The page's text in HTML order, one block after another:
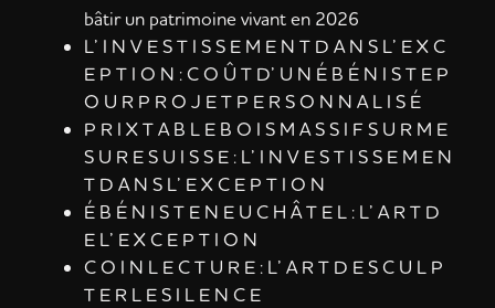
bâtir un patrimoine vivant en 2026
L’ I N V E S T I S S E M E N T D A N S L’ E X C
E P T I O N : C O Û T D’ U N É B É N I S T E P
O U R P R O J E T P E R S O N N A L I S É
P R I X T A B L E B O I S M A S S I F S U R M E
S U R E S U I S S E : L’ I N V E S T I S S E M E N
T D A N S L’ E X C E P T I O N
É B É N I S T E N E U C H Â T E L : L’ A R T D
E L’ E X C E P T I O N
C O I N L E C T U R E : L’ A R T D E S C U L P
T E R L E S I L E N C E